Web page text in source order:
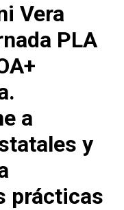
Vera
PLA
a
y
prácticas